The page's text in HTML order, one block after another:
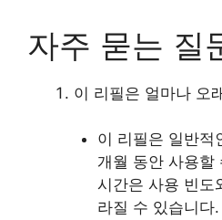
자주 묻는 질
이 리필은 얼마나 오
이 리필은 일반적
개월 동안 사용할
시간은 사용 빈도
라질 수 있습니다.